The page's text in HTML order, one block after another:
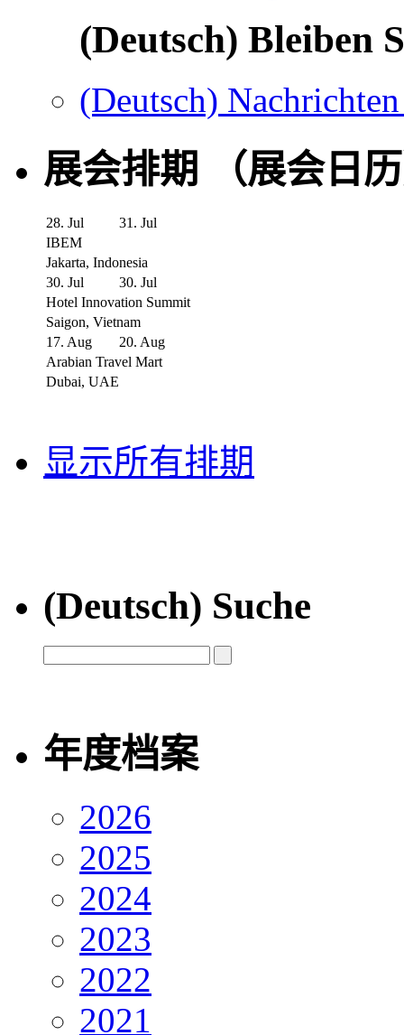
(Deutsch) Bleiben
(Deutsch)
展会排期 （展会日
28. Jul
31. Jul
IBEM
Jakarta, Indonesia
30. Jul
30. Jul
Hotel Innovation Summit
Saigon, Vietnam
17. Aug
20. Aug
Arabian Travel Mart
Dubai, UAE
显示所有排期
(Deutsch) Suche
年度档案
2026
2025
2024
2023
2022
2021